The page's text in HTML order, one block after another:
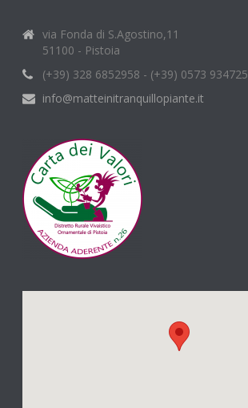
via Fonda di S.Agostino,11
51100 - Pistoia
(+39) 328 6852958 - (+39) 0573 934725
info@matteinitranquillopiante.it